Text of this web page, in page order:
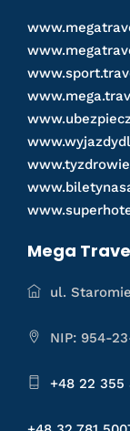
Mega
ul.
NIP: 954-
+48 22 355